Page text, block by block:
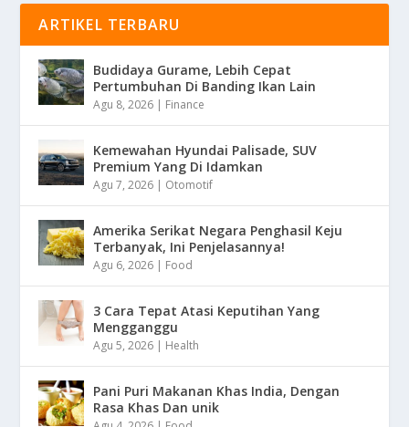
ARTIKEL TERBARU
Budidaya Gurame, Lebih Cepat
Pertumbuhan Di Banding Ikan Lain
Agu 8, 2026 | Finance
Kemewahan Hyundai Palisade, SUV
Premium Yang Di Idamkan
Agu 7, 2026 | Otomotif
Amerika Serikat Negara Penghasil Keju
Terbanyak, Ini Penjelasannya!
Agu 6, 2026 | Food
3 Cara Tepat Atasi Keputihan Yang
Mengganggu
Agu 5, 2026 | Health
Pani Puri Makanan Khas India, Dengan
Rasa Khas Dan unik